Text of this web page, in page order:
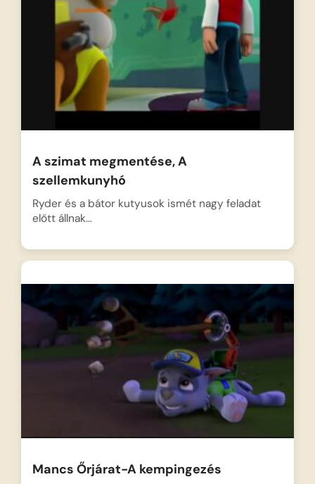
A szimat megmentése, A
szellemkunyhó
Ryder és a bátor kutyusok ismét nagy feladat
előtt állnak…
Mancs Őrjárat-A kempingezés